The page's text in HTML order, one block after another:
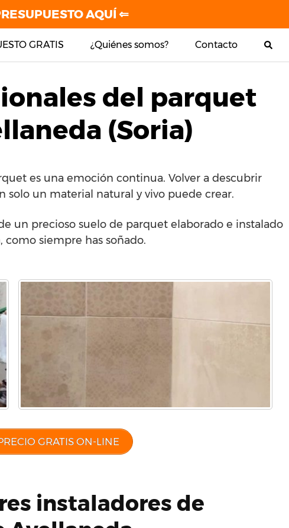
GRATIS ¿Quiénes somos? Contacto
del parquet
(Soria)
es una emoción continua. Volver a descubrir
un material natural y vivo puede crear.
un precioso suelo de parquet elaborado e instalado
, como siempre has soñado.
GRATIS ON-LINE
instaladores de
AQUÍ ⇐